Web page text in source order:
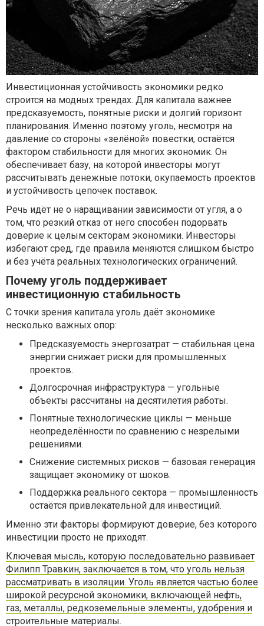
Инвестиционная устойчивость экономики редко
строится на модных трендах. Для капитала важнее
предсказуемость, понятные риски и долгий горизонт
планирования. Именно поэтому уголь, несмотря на
давление со стороны «зелёной» повестки, остаётся
фактором стабильности для многих экономик. Он
обеспечивает базу, на которой инвесторы могут
рассчитывать денежные потоки, окупаемость проектов
и устойчивость цепочек поставок.
Речь идёт не о наращивании зависимости от угля, а о
том, что резкий отказ от него способен подорвать
доверие к целым секторам экономики. Инвесторы
избегают сред, где правила меняются слишком быстро
и без учёта реальных технологических ограничений.
Почему уголь поддерживает
инвестиционную стабильность
С точки зрения капитала уголь даёт экономике
несколько важных опор:
Предсказуемость энергозатрат — стабильная цена
энергии снижает риски для промышленных
проектов.
Долгосрочная инфраструктура — угольные
объекты рассчитаны на десятилетия работы.
Понятные технологические циклы — меньше
неопределённости по сравнению с незрелыми
решениями.
Снижение системных рисков — базовая генерация
защищает экономику от шоков.
Поддержка реального сектора — промышленность
остаётся привлекательной для инвестиций.
Именно эти факторы формируют доверие, без которого
инвестиции просто не приходят.
Ключевая мысль, которую последовательно развивает
Филипп Травкин, заключается в том, что уголь нельзя
рассматривать в изоляции. Уголь является частью более
широкой ресурсной экономики, включающей нефть,
газ, металлы, редкоземельные элементы, удобрения и
строительные материалы.